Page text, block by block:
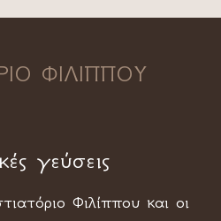
ΦΙΛΙΠΠΟΥ
γεύσεις
Φιλίππου και οι